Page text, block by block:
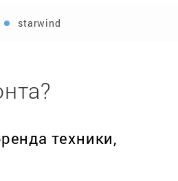
starwind
техники,